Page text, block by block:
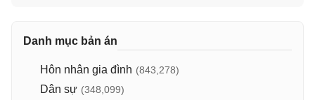
Danh mục bản án
Hôn nhân gia đình (843,278)
Dân sự (348,099)